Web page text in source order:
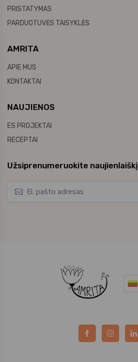
PRISTATYMAS
PARDUOTUVĖS TAISYKLĖS
AMRITA
APIE MUS
KONTAKTAI
NAUJIENOS
ES PROJEKTAI
RECEPTAI
Užsiprenumeruokite naujienlaiškį